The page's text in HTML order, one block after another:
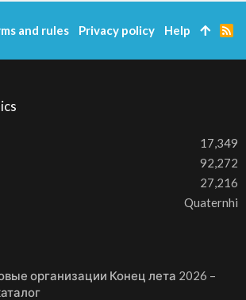
17,349
92,272
27,216
Quaternhi
организации Конец лета 2026 –
and rules Privacy policy Help
R
S